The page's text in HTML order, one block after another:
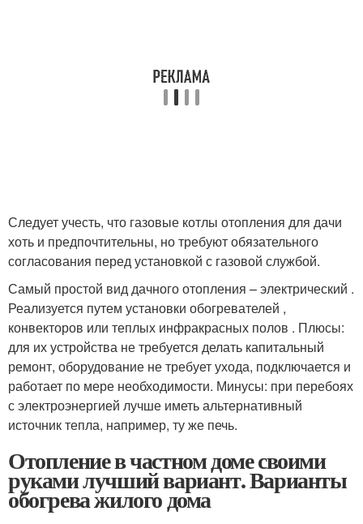
Следует учесть, что газовые котлы отопления для дачи
хоть и предпочтительны, но требуют обязательного
согласования перед установкой с газовой службой.
Самый простой вид дачного отопления – электрический .
Реализуется путем установки обогревателей ,
конвекторов или теплых инфракрасных полов . Плюсы:
для их устройства не требуется делать капитальный
ремонт, оборудование не требует ухода, подключается и
работает по мере необходимости. Минусы: при перебоях
с электроэнергией лучше иметь альтернативный
источник тепла, например, ту же печь.
Отопление в частном доме своими
руками лучший вариант. Варианты
обогрева жилого дома